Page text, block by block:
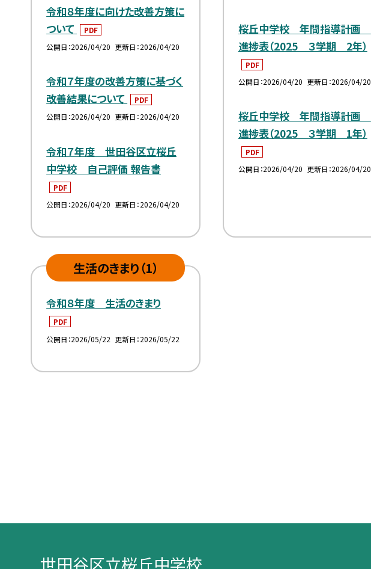
令和８年度に向けた改善方策に
ついて
PDF
公開日 2026/04/20 更新日 2026/04/20
令和７年度の改善方策に基づく
改善結果について
PDF
公開日 2026/04/20 更新日 2026/04/20
令和７年度 世田谷区立桜丘
中学校 自己評価 報告書
PDF
公開日 2026/04/20 更新日 2026/04/20
桜丘中学校 年間指導計画
進捗表（2025 ３学期 2年）
PDF
公開日 2026/04/20 更新日 2026/04/20
桜丘中学校 年間指導計画
進捗表（2025 ３学期 1年）
PDF
公開日 2026/04/20 更新日 2026/04/20
生活のきまり（1）
令和８年度 生活のきまり
PDF
公開日 2026/05/22 更新日 2026/05/22
世田谷区立桜丘中学校